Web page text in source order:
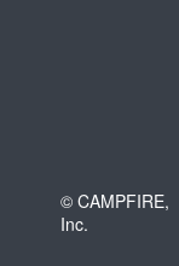
© CAMPFIRE,
Inc.